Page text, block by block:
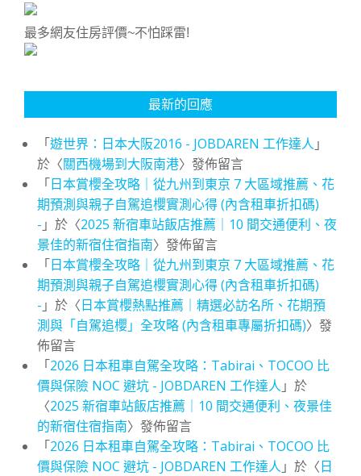
最多網友住房評價~不怕踩雷!
最新的回應
「遊世界：日本大阪2016 - JOBDAREN 工作達人 」
於〈關西機場到大阪南港〉發佈留言
「日本賞櫻全攻略｜從九州到東京 7 大區域推薦、花
期預測與親子自駕追櫻實測心得 (內含租車折扣碼)
- 」於〈2025 新宿車站飯店推薦｜10 間交通便利、夜
景佳的新宿住宿指南〉發佈留言
「日本賞櫻全攻略｜從九州到東京 7 大區域推薦、花
期預測與親子自駕追櫻實測心得 (內含租車折扣碼)
- 」於〈日本賞櫻熱點推薦｜精選必訪名所、花期預
測與「自駕追櫻」全攻略 (內含租車專屬折扣碼)〉發
佈留言
「2026 日本租車自駕全攻略：Tabirai、TOCOO 比
價與保險 NOC 避坑 - JOBDAREN 工作達人 」於
〈2025 新宿車站飯店推薦｜10 間交通便利、夜景佳
的新宿住宿指南〉發佈留言
「2026 日本租車自駕全攻略：Tabirai、TOCOO 比
價與保險 NOC 避坑 - JOBDAREN 工作達人 」於〈日